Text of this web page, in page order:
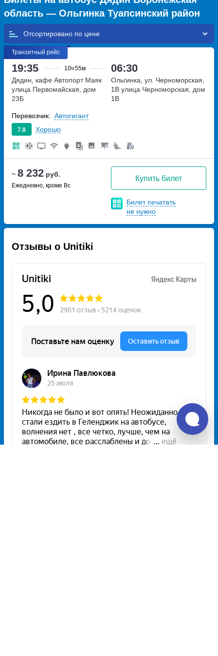
область — Ольгинка Туапсинский район
Отсортировано по
Транзитный рейс
19:35 10ч55м 06:30
~ 8 232 руб.
Ежедневно, кроме Вс
Купить билет
Билет печатать
не нужно
Дядин, кафе Автопорт Маяк
улица Первомайская, дом
23Б
Ольгинка, ул. Черноморская,
1В улица Черноморская, дом
1В
7.8 Хорошо
Перевозчик: Автогигант
Отзывы о Unitiki